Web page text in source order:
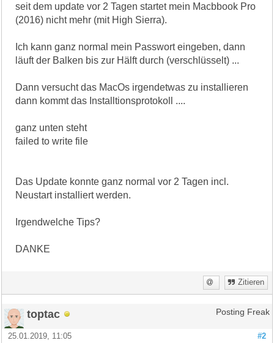
seit dem update vor 2 Tagen startet mein Macbbook Pro
(2016) nicht mehr (mit High Sierra).
Ich kann ganz normal mein Passwort eingeben, dann
läuft der Balken bis zur Hälft durch (verschlüsselt) ...
Dann versucht das MacOs irgendetwas zu installieren
dann kommt das Installtionsprotokoll ....
ganz unten steht
failed to write file
Das Update konnte ganz normal vor 2 Tagen incl.
Neustart installiert werden.
Irgendwelche Tips?
DANKE
Zitieren
toptac Posting Freak
#2
25.01.2019, 11:05